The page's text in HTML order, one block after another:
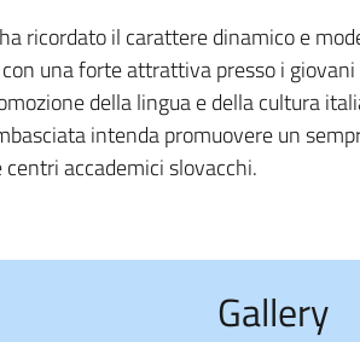
ricordato il carattere dinamico e
una forte attrattiva presso i
della lingua e della cultura
intenda promuovere un
accademici slovacchi.
Gallery